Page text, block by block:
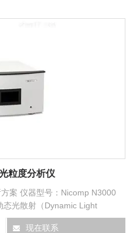
粒度分析仪
案 仪器型号：Nicomp N3000
态光散射（Dynamic Light
10.0μm
型号：Nicomp 380 N3000
现在联系